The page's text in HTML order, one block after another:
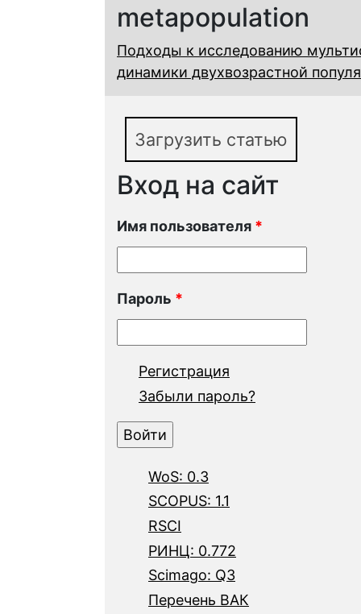
metapopulation
Подходы к исследованию
динамики двухвозрастной
Загрузить статью
Вход на сайт
Имя пользователя *
Пароль *
Регистрация
Забыли пароль?
WoS: 0.3
SCOPUS: 1.1
RSCI
РИНЦ: 0.772
Scimago: Q3
Перечень ВАК